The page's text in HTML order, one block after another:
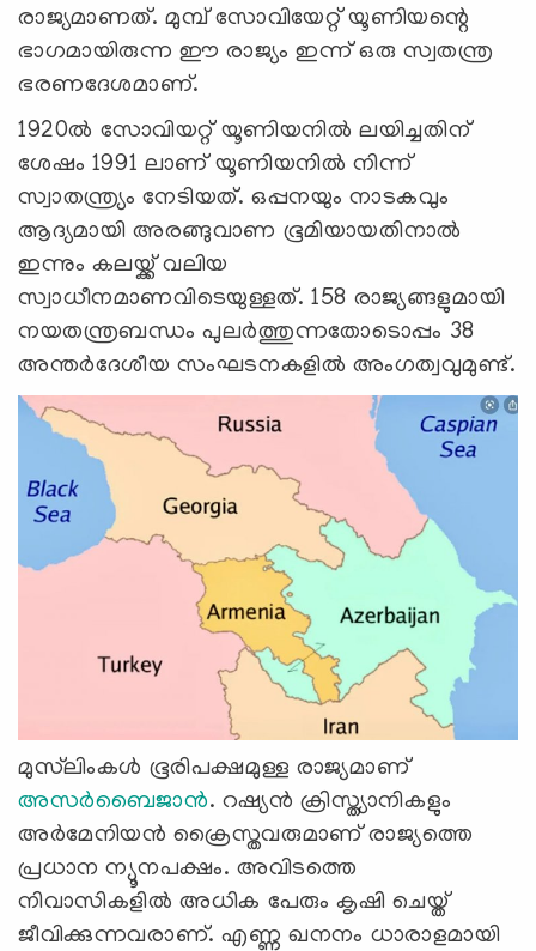
രാജ്യമാണത്. മുമ്പ് സോവിയേറ്റ് യൂണിയന്റെ
ഭാഗമായിരുന്ന ഈ രാജ്യം ഇന്ന് ഒരു സ്വതന്ത്ര
ഭരണദേശമാണ്.
1920ൽ സോവിയറ്റ് യൂണിയനിൽ ലയിച്ചതിന്
ശേഷം 1991 ലാണ് യൂണിയനില്‍ നിന്ന്
സ്വാതന്ത്ര്യം നേടിയത്. ഒപ്പനയും നാടകവും
ആദ്യമായി അരങ്ങുവാണ ഭൂമിയായതിനാൽ
ഇന്നും കലയ്ക്ക് വലിയ
സ്വാധീനമാണവിടെയുള്ളത്. 158 രാജ്യങ്ങളുമായി
നയതന്ത്രബന്ധം പുലർത്തുന്നതോടൊപ്പം 38
അന്തർദേശീയ സംഘടനകളിൽ അംഗത്വവുമുണ്ട്.
മുസ്‍ലിംകൾ ഭൂരിപക്ഷമുള്ള രാജ്യമാണ്
അസർബൈജാൻ. റഷ്യൻ ക്രിസ്ത്യാനികളും
അർമേനിയൻ ക്രൈസ്തവരുമാണ് രാജ്യത്തെ
പ്രധാന ന്യൂനപക്ഷം. അവിടത്തെ
നിവാസികളിൽ അധിക പേരും കൃഷി ചെയ്ത്
ജീവിക്കുന്നവരാണ്. എണ്ണ ഖനനം ധാരാളമായി